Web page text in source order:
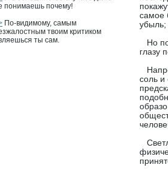
понимаешь почему!
По-видимому, самым
твоим критиком
ты сам.
самое
убыль;
Но
глазу
соль и